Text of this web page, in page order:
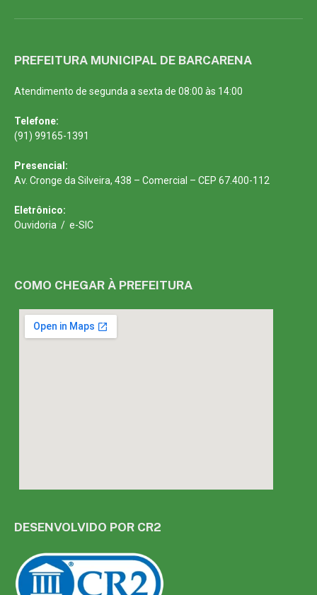
PREFEITURA MUNICIPAL DE BARCARENA
Atendimento de segunda a sexta de 08:00 às 14:00
Telefone:
(91) 99165-1391
Presencial:
Av. Cronge da Silveira, 438 – Comercial – CEP 67.400-112
Eletrônico:
Ouvidoria / e-SIC
COMO CHEGAR À PREFEITURA
DESENVOLVIDO POR CR2